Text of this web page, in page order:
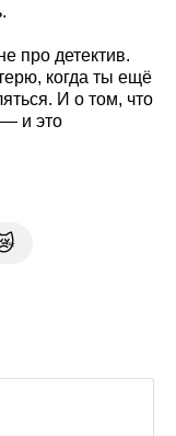
про детектив.
когда ты ещё
И о том, что
— и это